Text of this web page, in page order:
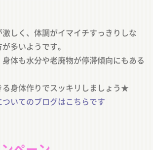
しく、体調がイマイチすっきりしな
多いようです。
体も水分や老廃物が停滞傾向にもある
る身体作りでスッキリしましょう★
いてのブログはこちらです